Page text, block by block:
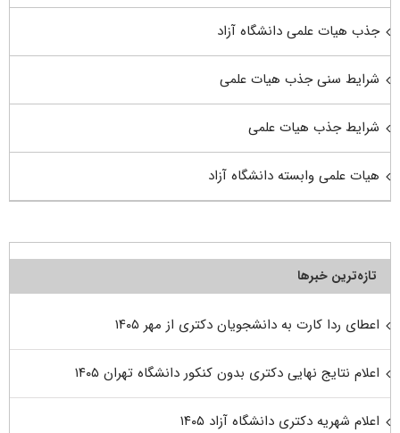
جذب هیات علمی دانشگاه آزاد
شرایط سنی جذب هیات علمی
شرایط جذب هیات علمی
هیات علمی وابسته دانشگاه آزاد
تازه‌ترین خبرها
اعطای ردا کارت به دانشجویان دکتری از مهر ۱۴۰۵
اعلام نتایج نهایی دکتری بدون کنکور دانشگاه تهران ۱۴۰۵
اعلام شهریه دکتری دانشگاه آزاد ۱۴۰۵